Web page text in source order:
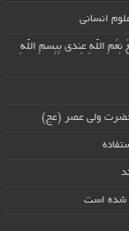
انسانی
اللّهِ عِندی بِبِسمِ اللّهِ
حضرت ولی عصر (عج)
شده است